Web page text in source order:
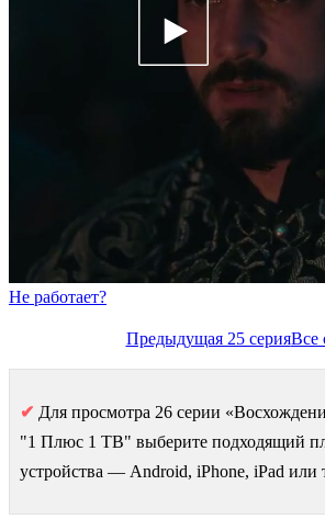
Не работает?
Предыдущая 25 серияВсе
✔ Для просмотра 26 серии
"1 Плюс 1 ТВ" выберите подходящий
устройства — Android, iPhone, iPad или